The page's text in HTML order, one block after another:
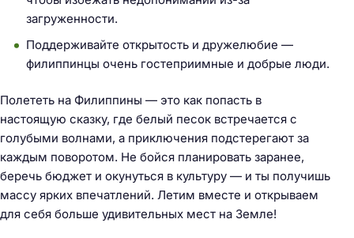
загруженности.
Поддерживайте открытость и дружелюбие —
филиппинцы очень гостеприимные и добрые люди.
Полететь на Филиппины — это как попасть в
настоящую сказку, где белый песок встречается с
голубыми волнами, а приключения подстерегают за
каждым поворотом. Не бойся планировать заранее,
беречь бюджет и окунуться в культуру — и ты получишь
массу ярких впечатлений. Летим вместе и открываем
для себя больше удивительных мест на Земле!